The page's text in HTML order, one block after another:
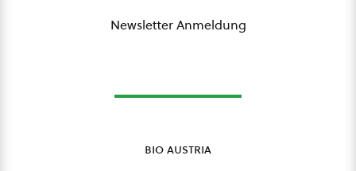
Newsletter Anmeldung
bio austria